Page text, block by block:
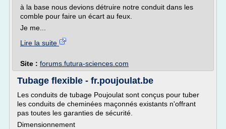
à la base nous devions détruire notre conduit dans les
comble pour faire un écart au feux.
Je me...
Lire la suite
Site : forums.futura-sciences.com
Tubage flexible - fr.poujoulat.be
Les conduits de tubage Poujoulat sont conçus pour tuber
les conduits de cheminées maçonnés existants n'offrant
pas toutes les garanties de sécurité.
Dimensionnement